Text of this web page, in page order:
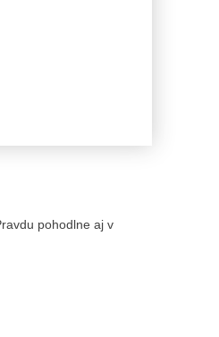
pohodlne aj v